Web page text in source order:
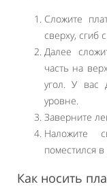
Сложите
сверху, сгиб
Далее
часть на
угол. У вас
уровне.
Заверните
Наложите
поместился
Как носить